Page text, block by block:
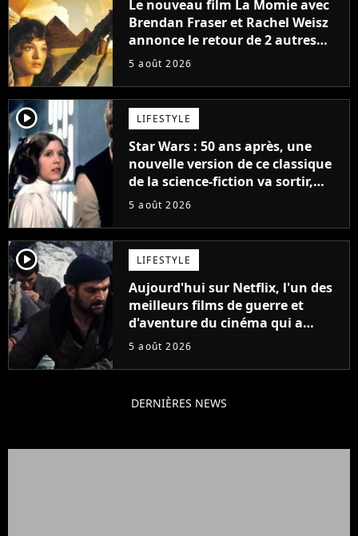
Le nouveau film La Momie avec
Brendan Fraser et Rachel Weisz
annonce le retour de 2 autres
personnages emblématiques de
5 août 2026
player2 LIFESTYLE
Star Wars : 50 ans après, une
nouvelle version de ce classique
de la science-fiction va sortir,
mais on ne la verra jamais en
5 août 2026
player2 LIFESTYLE
Aujourd'hui sur Netflix, l'un des
meilleurs films de guerre et
d'aventure du cinéma qui a
connu un succès retentissant à
5 août 2026
DERNIÈRES NEWS